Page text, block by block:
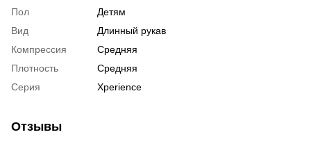
Пол
Детям
Вид
Длинный рукав
Компрессия
Средняя
Плотность
Средняя
Серия
Xperience
Отзывы